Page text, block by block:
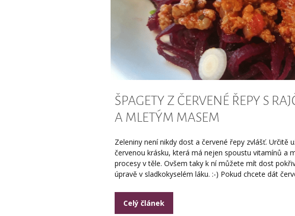
ŠPAGETY Z ČERVENÉ ŘEPY S
A MLETÝM MASEM
Zeleniny není nikdy dost a červené řepy zvlášť. Určitě
červenou krásku, která má nejen spoustu vitamínů a
procesy v těle. Ovšem taky k ní můžete mít dost
úpravě v sladkokyselém láku. :-) Pokud chcete dát
Celý článek